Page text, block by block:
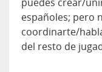
españoles; pero
coordinarte/
del resto de